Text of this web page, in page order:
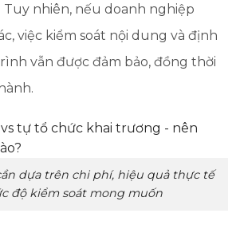
nhiên, nếu doanh nghiệp
việc kiểm soát nội dung và định
vẫn được đảm bảo, đồng thời
dựa trên chi phí, hiệu quả thực tế
độ kiểm soát mong muốn